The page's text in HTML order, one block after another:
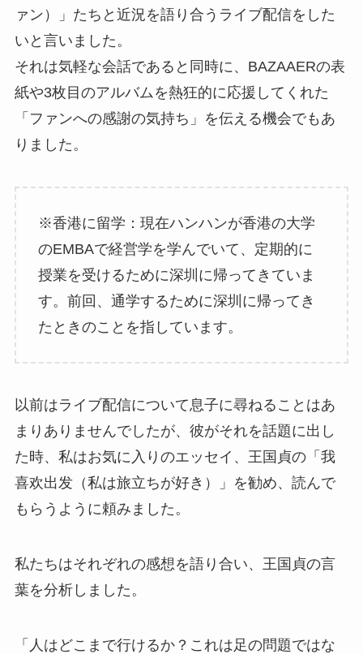
ァン）」たちと近況を語り合うライブ配信をした
いと言いました。
それは気軽な会話であると同時に、BAZAAERの表
紙や3枚目のアルバムを熱狂的に応援してくれた
「ファンへの感謝の気持ち」を伝える機会でもあ
りました。
※香港に留学：現在ハンハンが香港の大学
のEMBAで経営学を学んでいて、定期的に
授業を受けるために深圳に帰ってきていま
す。前回、通学するために深圳に帰ってき
たときのことを指しています。
以前はライブ配信について息子に尋ねることはあ
まりありませんでしたが、彼がそれを話題に出し
た時、私はお気に入りのエッセイ、王国貞の「我
喜欢出发（私は旅立ちが好き）」を勧め、読んで
もらうように頼みました。
私たちはそれぞれの感想を語り合い、王国貞の言
葉を分析しました。
「人はどこまで行けるか？これは足の問題ではな